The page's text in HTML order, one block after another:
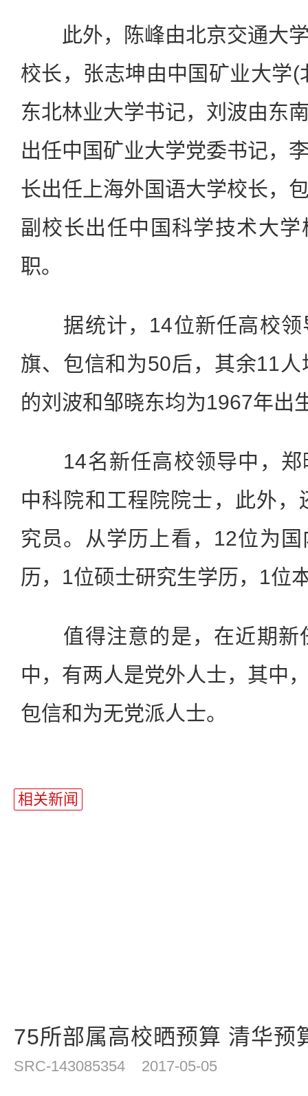
此外，陈峰由北京交通大学
校长，张志坤由中国矿业大学
东北林业大学书记，刘波由东
出任中国矿业大学党委书记，
长出任上海外国语大学校长，
副校长出任中国科学技术大
职。
据统计，14位新任高校领
旗、包信和为50后，其余11
的刘波和邹晓东均为1967年出
14名新任高校领导中，郑
中科院和工程院院士，此外
究员。从学历上看，12位为
历，1位硕士研究生学历，1位
值得注意的是，在近期新
中，有两人是党外人士，其中
包信和为无党派人士。
相关新闻
75所部属高校晒预算 清华预
SRC-143085354 2017-05-05